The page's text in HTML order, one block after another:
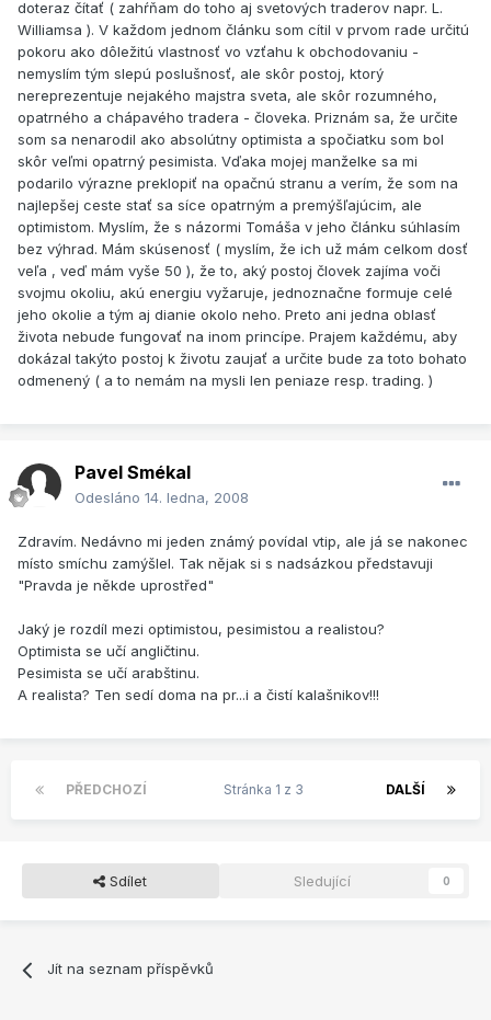
doteraz čítať ( zahŕňam do toho aj svetových traderov napr. L.
Williamsa ). V každom jednom článku som cítil v prvom rade určitú
pokoru ako dôležitú vlastnosť vo vzťahu k obchodovaniu -
nemyslím tým slepú poslušnosť, ale skôr postoj, ktorý
nereprezentuje nejakého majstra sveta, ale skôr rozumného,
opatrného a chápavého tradera - človeka. Priznám sa, že určite
som sa nenarodil ako absolútny optimista a spočiatku som bol
skôr veľmi opatrný pesimista. Vďaka mojej manželke sa mi
podarilo výrazne preklopiť na opačnú stranu a verím, že som na
najlepšej ceste stať sa síce opatrným a premýšľajúcim, ale
optimistom. Myslím, že s názormi Tomáša v jeho článku súhlasím
bez výhrad. Mám skúsenosť ( myslím, že ich už mám celkom dosť
veľa , veď mám vyše 50 ), že to, aký postoj človek zajíma voči
svojmu okoliu, akú energiu vyžaruje, jednoznačne formuje celé
jeho okolie a tým aj dianie okolo neho. Preto ani jedna oblasť
života nebude fungovať na inom princípe. Prajem každému, aby
dokázal takýto postoj k životu zaujať a určite bude za toto bohato
odmenený ( a to nemám na mysli len peniaze resp. trading. )
Pavel Smékal
Odesláno 14. ledna, 2008
Zdravím. Nedávno mi jeden známý povídal vtip, ale já se nakonec
místo smíchu zamýšlel. Tak nějak si s nadsázkou představuji
"Pravda je někde uprostřed"
Jaký je rozdíl mezi optimistou, pesimistou a realistou?
Optimista se učí angličtinu.
Pesimista se učí arabštinu.
A realista? Ten sedí doma na pr...i a čistí kalašnikov!!!
PŘEDCHOZÍ DALŠÍ
Stránka 1 z 3
Sdílet Sledující 0
Jít na seznam příspěvků